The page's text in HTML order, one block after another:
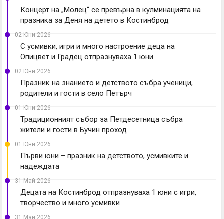
Концерт на „Молец“ се превърна в кулминацията на
празника за Деня на детето в Костинброд
02 Юни 2026
С усмивки, игри и много настроение деца на
Опицвет и Градец отпразнуваха 1 юни
02 Юни 2026
Празник на знанието и детството събра ученици,
родители и гости в село Петърч
01 Юни 2026
Традиционният събор за Петдесетница събра
жители и гости в Бучин проход
01 Юни 2026
Първи юни – празник на детството, усмивките и
надеждата
31 Май 2026
Децата на Костинброд отпразнуваха 1 юни с игри,
творчество и много усмивки